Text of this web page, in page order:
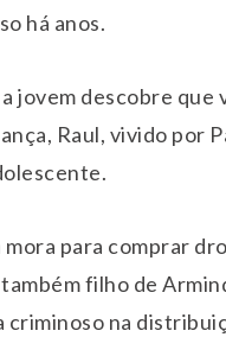
há anos.
descobre que
Raul, vivido por
para comprar
filho de
na